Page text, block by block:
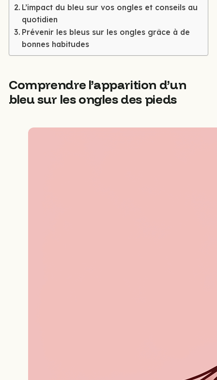
L’impact du bleu sur vos ongles et conseils au
quotidien
Prévenir les bleus sur les ongles grâce à de
bonnes habitudes
Comprendre l’apparition d’un
bleu sur les ongles des pieds